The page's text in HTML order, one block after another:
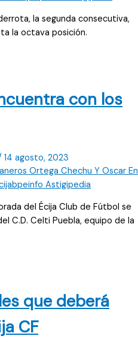
la segunda consecutiva,
la octava posición.
con los
14 agosto, 2023
del Écija Club de Fútbol se
C.D. Celti Puebla, equipo de la
que deberá
CF